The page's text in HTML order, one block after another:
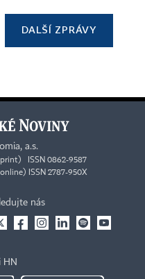
DALŠÍ ZPRÁVY
a.s.
ISSN 0862-9587
ISSN 2787-950X
nás
HN